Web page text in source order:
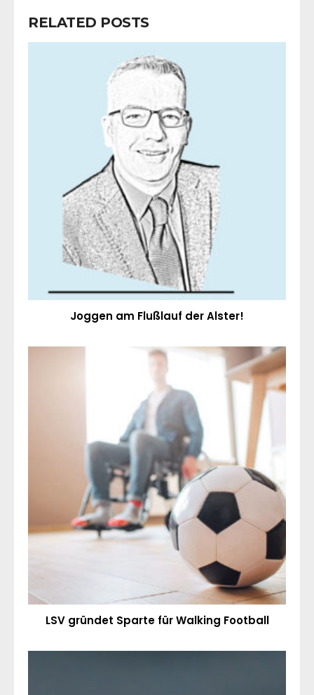
RELATED POSTS
Joggen am Flußlauf der Alster!
LSV gründet Sparte für Walking Football